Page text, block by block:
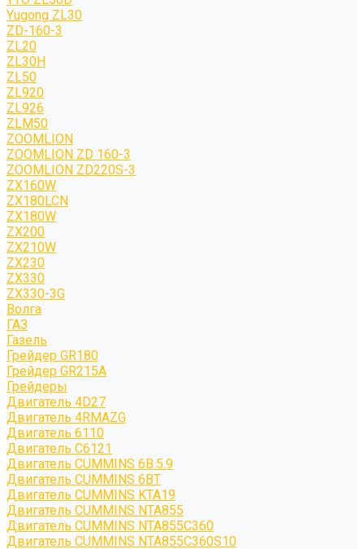
Yugong ZL30
ZD-160-3
ZL20
ZL30H
ZL50
ZL920
ZL926
ZLM50
ZOOMLION
ZOOMLION ZD 160-3
ZOOMLION ZD220S-3
ZX160W
ZX180LCN
ZX180W
ZX200
ZX210W
ZX230
ZX330
ZX330-3G
Волга
ГАЗ
Газель
Грейдер GR180
Грейдер GR215A
Грейдеры
Двигатель 4D27
Двигатель 4RMAZG
Двигатель 6110
Двигатель C6121
Двигатель CUMMINS 6B.5.9
Двигатель CUMMINS 6BT
Двигатель CUMMINS KTA19
Двигатель CUMMINS NTA855
Двигатель CUMMINS NTA855C360
Двигатель CUMMINS NTA855C360S10